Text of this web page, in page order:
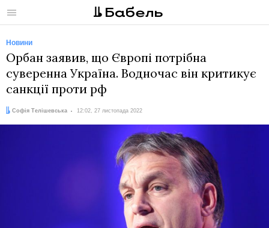
Меню
Новини
Орбан заявив, що Європі потрібна
суверенна Україна. Водночас він критикує
санкції проти рф
Автор:
Софія Телішевська
Дата: 12:02, 27 листопада 2022